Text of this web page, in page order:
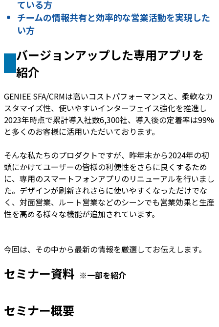
ている方
チームの情報共有と効率的な営業活動を実現した
い方
バージョンアップした専用アプリを
紹介
GENIEE SFA/CRMは高いコストパフォーマンスと、柔軟なカ
スタマイズ性、使いやすいインターフェイス強化を推進し
2023年時点で累計導入社数6,300社、導入後の定着率は99%
と多くのお客様に活用いただいております。
そんな私たちのプロダクトですが、昨年末から2024年の初
頭にかけてユーザーの皆様の利便性をさらに良くするため
に、専用のスマートフォンアプリのリニューアルを行いまし
た。デザインが刷新されさらに使いやすくなっただけでな
く、対面営業、ルート営業などのシーンでも営業効果と生産
性を高める様々な機能が追加されています。
今回は、その中から最新の情報を厳選してお伝えします。
セミナー資料 ※一部を紹介
セミナー概要